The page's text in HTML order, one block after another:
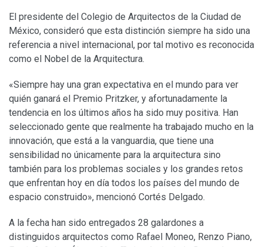
El presidente del Colegio de Arquitectos de la Ciudad de
México, consideró que esta distinción siempre ha sido una
referencia a nivel internacional, por tal motivo es reconocida
como el Nobel de la Arquitectura.
«Siempre hay una gran expectativa en el mundo para ver
quién ganará el Premio Pritzker, y afortunadamente la
tendencia en los últimos años ha sido muy positiva. Han
seleccionado gente que realmente ha trabajado mucho en la
innovación, que está a la vanguardia, que tiene una
sensibilidad no únicamente para la arquitectura sino
también para los problemas sociales y los grandes retos
que enfrentan hoy en día todos los países del mundo de
espacio construido», mencionó Cortés Delgado.
A la fecha han sido entregados 28 galardones a
distinguidos arquitectos como Rafael Moneo, Renzo Piano,